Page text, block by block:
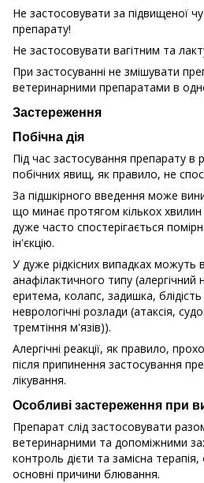
Не застосовувати за підвищеної
препарату!
Не застосовувати вагітним та
При застосуванні не змішувати
ветеринарними препаратами в
Застереження
Побічна дія
Під час застосування препарату в
побічних явищ, як правило, не
За підшкірного введення може
що минає протягом кількох хвилин
дуже часто спостерігається
ін'єкцію.
У дуже рідкісних випадках можуть
анафілактичного типу (алергічний
еритема, колапс, задишка,
неврологічні розлади (атаксія,
тремтіння м'язів)).
Алергічні реакції, як правило,
після припинення застосування
лікування.
Особливі застереження при
Препарат слід застосовувати
ветеринарними та допоміжними
контроль дієти та замісна
основні причини блювання.